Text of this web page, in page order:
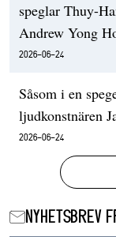
speglar Thuy-
Andrew Yong
2026-06-24
Såsom i en
ljudkonstnären
2026-06-24
NYHETSBREV